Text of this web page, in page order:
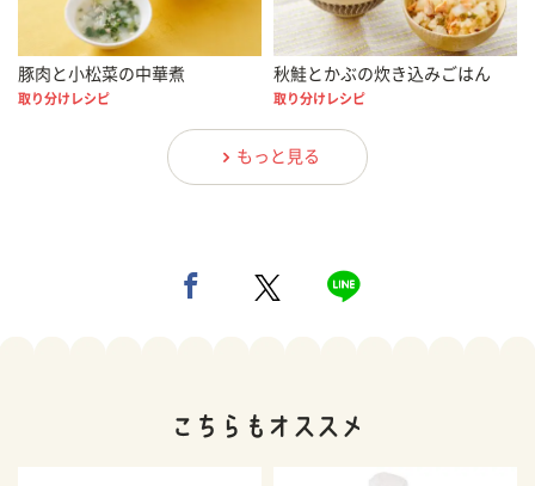
豚肉と小松菜の中華煮
取り分けレシピ
秋鮭とかぶの炊き込みごはん
取り分けレシピ
もっと見る